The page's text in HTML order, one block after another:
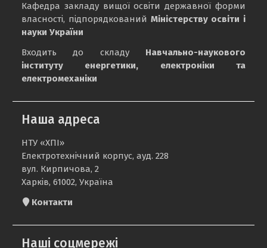
Кафедра закладу вищої освіти державної форми
власності, підпорядкований Міністерству освіти і
науки України
Входить до складу Навчально-наукового
інституту енергетики, електроніки та
електромеханіки
Наша адреса
НТУ «ХПІ»
Електротехнічний корпус, ауд. 228
вул. Кирпичова, 2
Харків, 61002, Україна
Контакти
Наші соцмережі